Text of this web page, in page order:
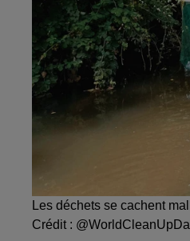
Les déchets se cachent
Crédit :